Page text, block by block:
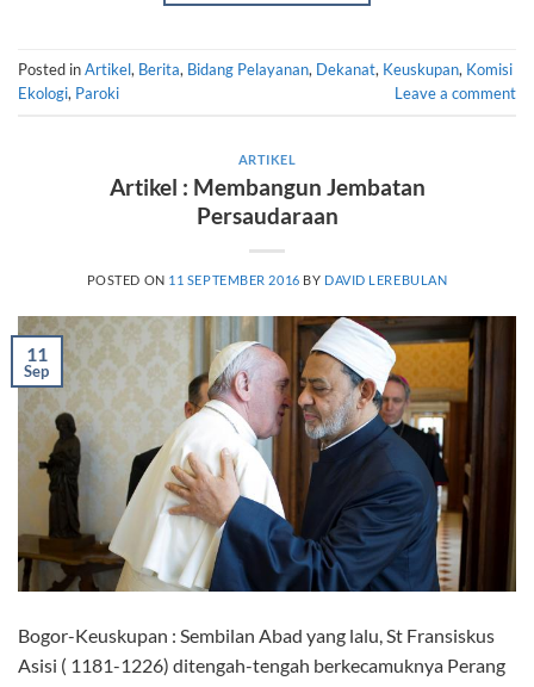
Posted inArtikel, Berita, Bidang Pelayanan, Dekanat, Keuskupan, Komisi
Ekologi, Paroki Leave a comment
ARTIKEL
Artikel : Membangun Jembatan
Persaudaraan
POSTED ON 11 SEPTEMBER 2016 BY DAVID LEREBULAN
11
Sep
Bogor-Keuskupan : Sembilan Abad yang lalu, St Fransiskus
Asisi ( 1181-1226) ditengah-tengah berkecamuknya Perang